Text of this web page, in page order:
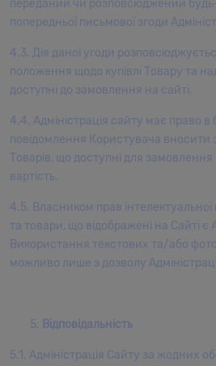
переданий чи розповсюджений
попередньої письмової згоди
4.3. Дія даної угоди
положення щодо купівлі Товару та
доступні до замовлення на сайті.
4.4. Адміністрація сайту має право
повідомлення Користувача вносити
Товарів, що доступні для замовлення
вартість.
4.5. Власником прав
та товари, що відображені на Сайті є
Використання текстових та/або
можливо лише з дозволу
Відповідальність
5.1. Адміністрація Сайту за жодних
printer took a galley of type and
specimen book. It has survived not
unchanged.
Будем готовить: штройзель,
лаймовый мусс, декор меренга,
мармелад лимонный на агаре.
Будем готовить: бисквит брауни,
с черным шоколадом, зеркальная
5. Пирожное "Малиновое сердце"
ягодное компоте, малиновая
6. Торт "Ягодный бум"
Будем готовить: японский
7. Макарон "Малина-чай матча"
кули.